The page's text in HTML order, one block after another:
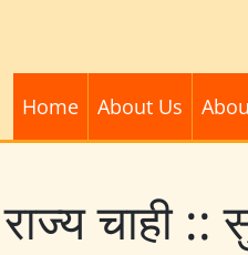
Home About Us
राज्य चाही